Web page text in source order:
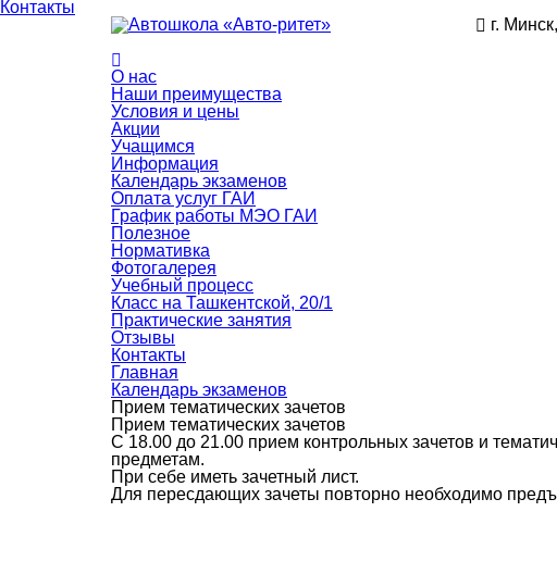
Контакты
г.
О нас
Наши преимущества
Условия и цены
Акции
Учащимся
Информация
Календарь экзаменов
Оплата услуг ГАИ
График работы МЭО ГАИ
Полезное
Нормативка
Фотогалерея
Учебный процесс
Класс на Ташкентской, 20/1
Практические занятия
Отзывы
Контакты
Главная
Календарь экзаменов
Прием тематических зачетов
Прием тематических зачетов
С 18.00 до 21.00 прием контрольных зачетов и
предметам.
При себе иметь зачетный лист.
Для пересдающих зачеты повторно необходимо